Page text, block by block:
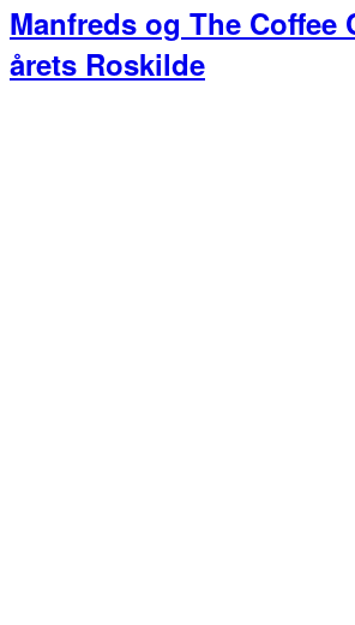
Manfreds og The Coffee
årets Roskilde